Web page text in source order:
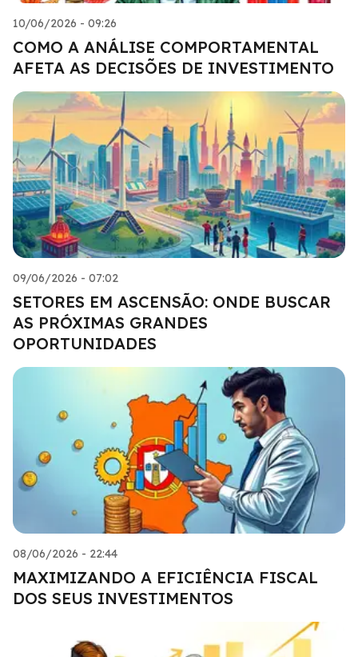
10/06/2026 - 09:26
COMO A ANÁLISE COMPORTAMENTAL
AFETA AS DECISÕES DE INVESTIMENTO
09/06/2026 - 07:02
SETORES EM ASCENSÃO: ONDE BUSCAR
AS PRÓXIMAS GRANDES
OPORTUNIDADES
08/06/2026 - 22:44
MAXIMIZANDO A EFICIÊNCIA FISCAL
DOS SEUS INVESTIMENTOS